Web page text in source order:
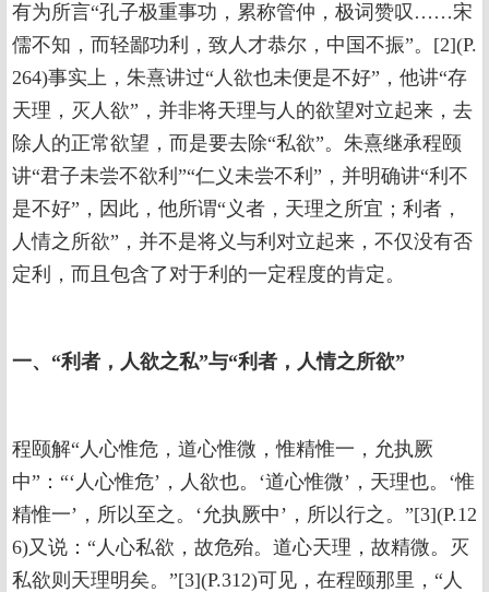
有为所言“孔子极重事功，累称管仲，极词赞叹……宋
儒不知，而轻鄙功利，致人才恭尔，中国不振”。[2](P.
264)事实上，朱熹讲过“人欲也未便是不好”，他讲“存
天理，灭人欲”，并非将天理与人的欲望对立起来，去
除人的正常欲望，而是要去除“私欲”。朱熹继承程颐
讲“君子未尝不欲利”“仁义未尝不利”，并明确讲“利不
是不好”，因此，他所谓“义者，天理之所宜；利者，
人情之所欲”，并不是将义与利对立起来，不仅没有否
定利，而且包含了对于利的一定程度的肯定。
一、“利者，人欲之私”与“利者，人情之所欲”
程颐解“人心惟危，道心惟微，惟精惟一，允执厥
中”：“‘人心惟危’，人欲也。‘道心惟微’，天理也。‘惟
精惟一’，所以至之。‘允执厥中’，所以行之。”[3](P.12
6)又说：“人心私欲，故危殆。道心天理，故精微。灭
私欲则天理明矣。”[3](P.312)可见，在程颐那里，“人